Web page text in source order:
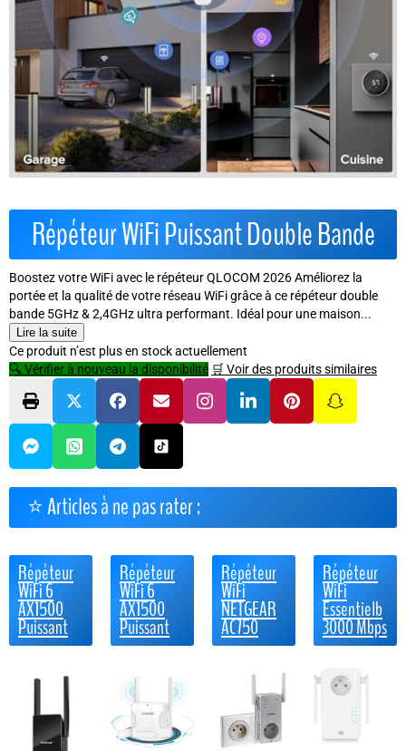
Répéteur WiFi Puissant Double Bande
Boostez votre WiFi avec le répéteur QLOCOM 2026 Améliorez la
portée et la qualité de votre réseau WiFi grâce à ce répéteur double
bande 5GHz & 2,4GHz ultra performant. Idéal pour une maison...
Lire la suite
Ce produit n’est plus en stock actuellement
🔍 Vérifier à nouveau la disponibilité 🛒 Voir des produits similaires
⭐ Articles à ne pas rater :
Répéteur
WiFi 6
AX1500
Puissant
Répéteur
WiFi 6
AX1500
Puissant
Répéteur
WiFi
NETGEAR
AC750
Répéteur
WiFi
Essentielb
3000 Mbps